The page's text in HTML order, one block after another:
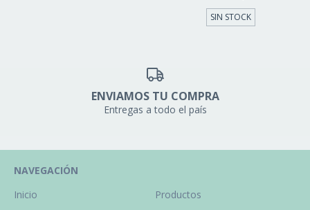
SIN STOCK
ENVIAMOS TU COMPRA
Entregas a todo el país
NAVEGACIÓN
Inicio
Productos